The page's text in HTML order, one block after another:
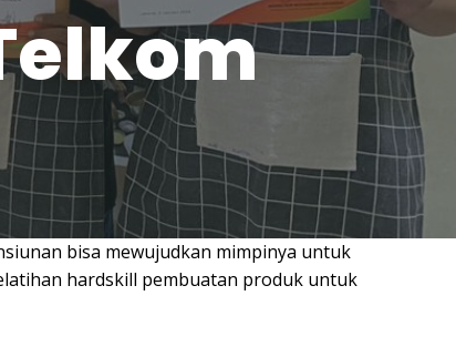
bisa mewujudkan mimpinya untuk
hardskill pembuatan produk untuk